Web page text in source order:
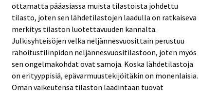
ottamatta pääasiassa muista tilastoista johdettu
tilasto, joten sen lähdetilastojen laadulla on ratkaiseva
merkitys tilaston luotettavuuden kannalta.
Julkisyhteisöjen velka neljännesvuosittain perustuu
rahoitustilinpidon neljännesvuositilastoon, joten myös
sen ongelmakohdat ovat samoja. Koska lähdetilastoja
on erityyppisiä, epävarmuustekijöitäkin on monenlaisia.
Oman vaikeutensa tilaston laadintaan tuovat